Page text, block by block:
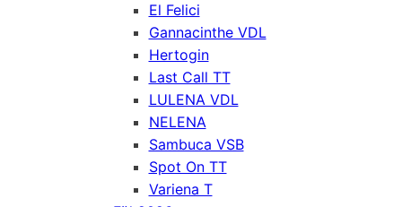
El Felici
Gannacinthe VDL
Hertogin
Last Call TT
LULENA VDL
NELENA
Sambuca VSB
Spot On TT
Variena T